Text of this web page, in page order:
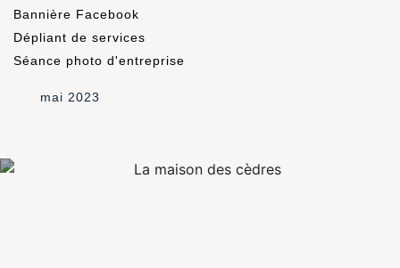
Bannière Facebook
Dépliant de services
Séance photo d'entreprise
mai 2023